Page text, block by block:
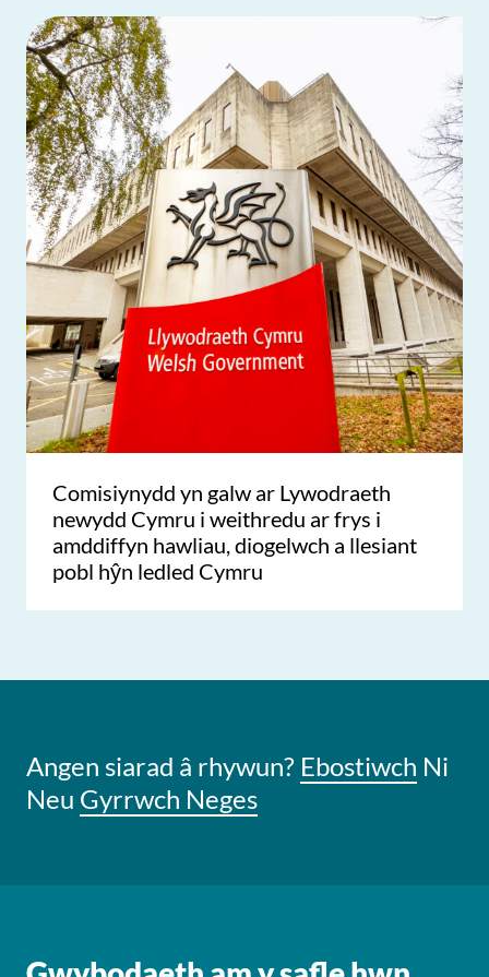
Comisiynydd yn galw ar Lywodraeth
newydd Cymru i weithredu ar frys i
amddiffyn hawliau, diogelwch a llesiant
pobl hŷn ledled Cymru
Angen siarad â rhywun? Ebostiwch Ni
Neu Gyrrwch Neges